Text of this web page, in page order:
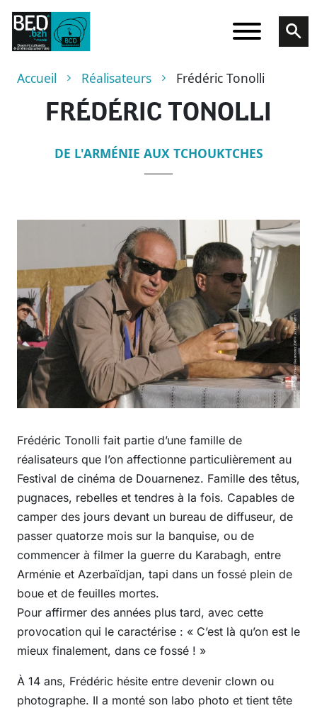
Aller au contenu principal
Fil d'Ariane
Accueil Réalisateurs Frédéric Tonolli
FRÉDÉRIC TONOLLI
DE L'ARMÉNIE AUX TCHOUKTCHES
Frédéric Tonolli fait partie d’une famille de
réalisateurs que l’on affectionne particulièrement au
Festival de cinéma de Douarnenez. Famille des têtus,
pugnaces, rebelles et tendres à la fois. Capables de
camper des jours devant un bureau de diffuseur, de
passer quatorze mois sur la banquise, ou de
commencer à filmer la guerre du Karabagh, entre
Arménie et Azerbaïdjan, tapi dans un fossé plein de
boue et de feuilles mortes.
Pour affirmer des années plus tard, avec cette
provocation qui le caractérise : « C’est là qu’on est le
mieux finalement, dans ce fossé ! »
À 14 ans, Frédéric hésite entre devenir clown ou
photographe. Il a monté son labo photo et tient tête